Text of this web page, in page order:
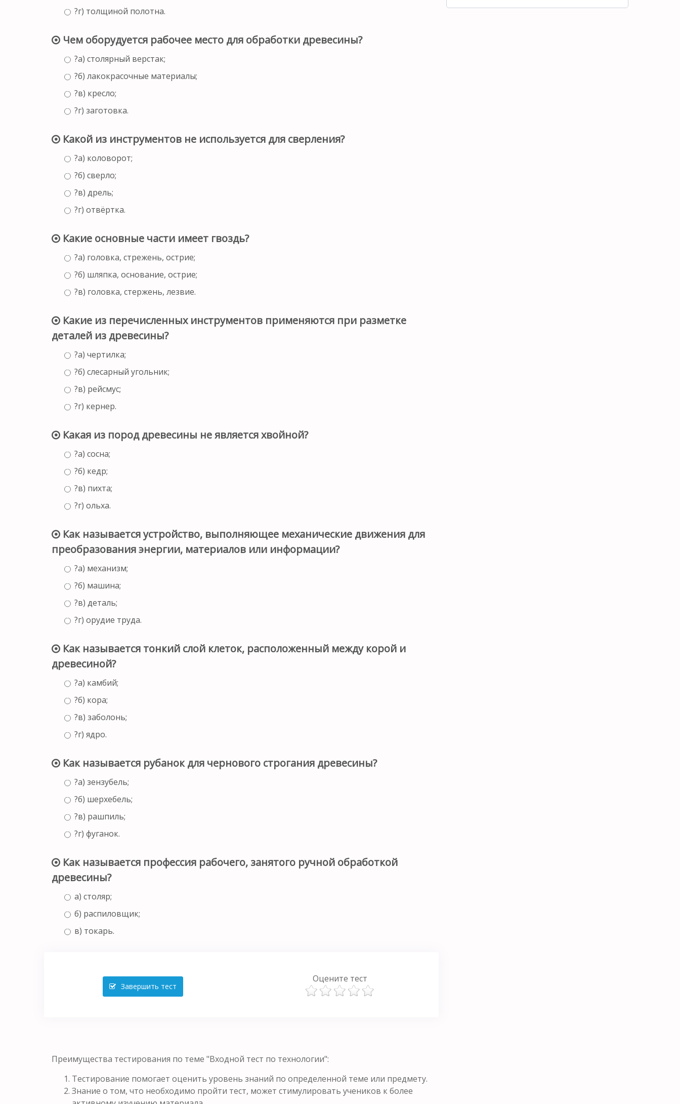
?г) толщиной полотна.
Чем оборудуется рабочее место для обработки древесины?
?а) столярный верстак;
?б) лакокрасочные материалы;
?в) кресло;
?г) заготовка.
Какой из инструментов не используется для сверления?
?а) коловорот;
?б) сверло;
?в) дрель;
?г) отвёртка.
Какие основные части имеет гвоздь?
?а) головка, стрежень, острие;
?б) шляпка, основание, острие;
?в) головка, стержень, лезвие.
Какие из перечисленных инструментов применяются при разметке
деталей из древесины?
?а) чертилка;
?б) слесарный угольник;
?в) рейсмус;
?г) кернер.
Какая из пород древесины не является хвойной?
?а) сосна;
?б) кедр;
?в) пихта;
?г) ольха.
Как называется устройство, выполняющее механические движения для
преобразования энергии, материалов или информации?
?а) механизм;
?б) машина;
?в) деталь;
?г) орудие труда.
Как называется тонкий слой клеток, расположенный между корой и
древесиной?
?а) камбий;
?б) кора;
?в) заболонь;
?г) ядро.
Как называется рубанок для чернового строгания древесины?
?а) зензубель;
?б) шерхебель;
?в) рашпиль;
?г) фуганок.
Как называется профессия рабочего, занятого ручной обработкой
древесины?
а) столяр;
б) распиловщик;
в) токарь.
Завершить тест
Оцените тест
Преимущества тестирования по теме "Входной тест по технологии":
Тестирование помогает оценить уровень знаний по определенной теме или предмету.
Знание о том, что необходимо пройти тест, может стимулировать учеников к более